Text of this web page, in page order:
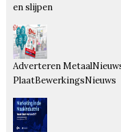
en slijpen
Adverteren
PlaatBewerkingsNieuws